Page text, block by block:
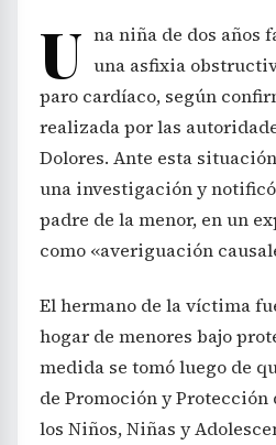
U na niña de dos años
una asfixia
paro cardíaco, según
realizada por las
Dolores. Ante esta
una investigación y
padre de la menor, en un
como «averiguación
El hermano de la víctima
hogar de menores bajo
medida se tomó luego de
de Promoción y Protección
los Niños, Niñas y